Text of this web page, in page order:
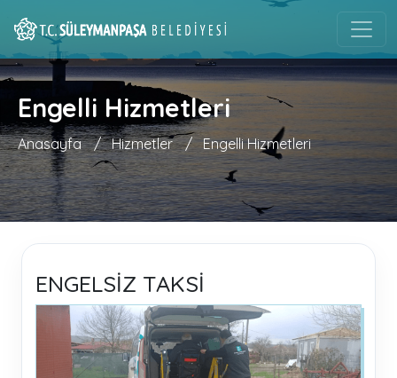
Engelli Hizmetleri
Anasayfa / Hizmetler / Engelli Hizmetleri
ENGELSİZ TAKSİ